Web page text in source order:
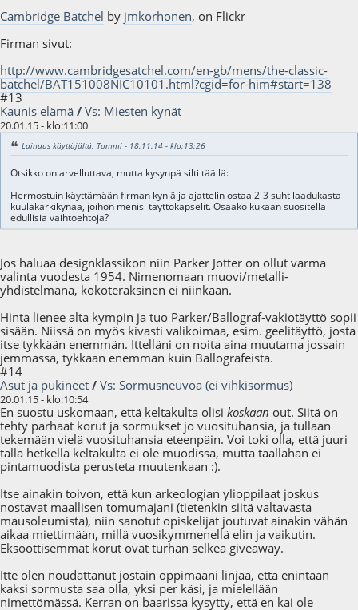
Cambridge Batchel by jmkorhonen, on Flickr
Firman sivut:
http://www.cambridgesatchel.com/en-gb/mens/the-classic-
batchel/BAT151008NIC10101.html?cgid=for-him#start=138
#13
Kaunis elämä / Vs: Miesten kynät
20.01.15 - klo:11:00
Lainaus käyttäjältä: Tommi - 18.11.14 - klo:13:26
Otsikko on arvelluttava, mutta kysynpä silti täällä:
Hermostuin käyttämään firman kyniä ja ajattelin ostaa 2-3 suht laadukasta
kuulakärkikynää, joihon menisi täyttökapselit. Osaako kukaan suositella
edullisia vaihtoehtoja?
Jos haluaa designklassikon niin Parker Jotter on ollut varma
valinta vuodesta 1954. Nimenomaan muovi/metalli-
yhdistelmänä, kokoteräksinen ei niinkään.
Hinta lienee alta kympin ja tuo Parker/Ballograf-vakiotäyttö sopii
sisään. Niissä on myös kivasti valikoimaa, esim. geelitäyttö, josta
itse tykkään enemmän. Ittelläni on noita aina muutama jossain
jemmassa, tykkään enemmän kuin Ballografeista.
#14
Asut ja pukineet / Vs: Sormusneuvoa (ei vihkisormus)
20.01.15 - klo:10:54
En suostu uskomaan, että keltakulta olisi koskaan out. Siitä on
tehty parhaat korut ja sormukset jo vuosituhansia, ja tullaan
tekemään vielä vuosituhansia eteenpäin. Voi toki olla, että juuri
tällä hetkellä keltakulta ei ole muodissa, mutta täällähän ei
pintamuodista perusteta muutenkaan :).
Itse ainakin toivon, että kun arkeologian ylioppilaat joskus
nostavat maallisen tomumajani (tietenkin siitä valtavasta
mausoleumista), niin sanotut opiskelijat joutuvat ainakin vähän
aikaa miettimään, millä vuosikymmenellä elin ja vaikutin.
Eksoottisemmat korut ovat turhan selkeä giveaway.
Itte olen noudattanut jostain oppimaani linjaa, että enintään
kaksi sormusta saa olla, yksi per käsi, ja mielellään
nimettömässä. Kerran on baarissa kysytty, että en kai ole